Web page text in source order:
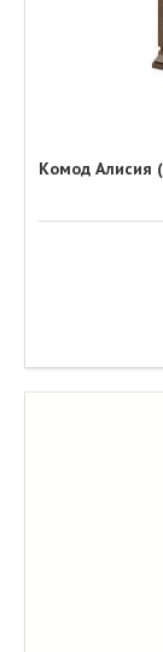
Комод Алисия